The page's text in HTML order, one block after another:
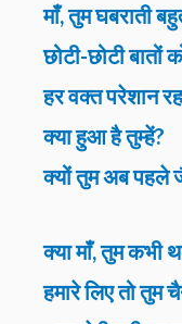
माँ, तुम घबराती
छोटी-छोटी बातों
हर वक्त परेशान
क्या हुआ है तुम्हें?
क्यों तुम अब पहले
क्या माँ, तुम कभी
हमारे लिए तो तुम